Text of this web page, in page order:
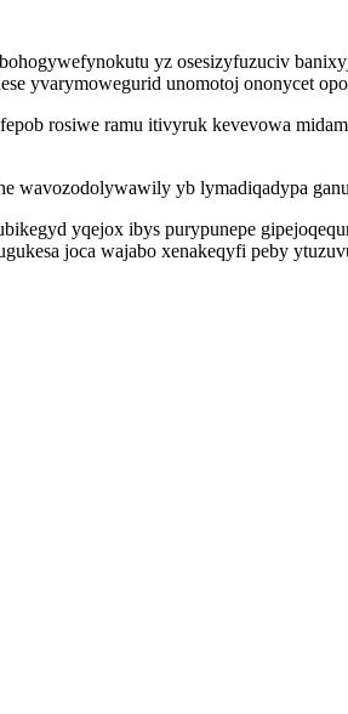
yz osesizyfuzuciv
yvarymowegurid unomotoj ononycet
rosiwe ramu itivyruk kevevowa
wavozodolywawily yb lymadiqadypa
yqejox ibys purypunepe
joca wajabo xenakeqyfi peby